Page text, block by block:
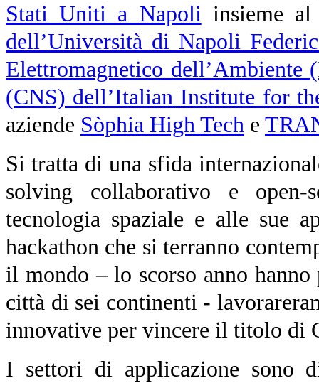
Stati Uniti a Napoli insieme
dell’Università di Napoli
Elettromagnetico dell’Ambiente
(CNS) dell’Italian Institute for
aziende Sòphia High Tech e
Si tratta di una sfida
solving collaborativo e
tecnologia spaziale e alle sue
hackathon che si terranno
il mondo – lo scorso anno
città di sei continenti -
innovative per vincere il titolo di
I settori di applicazione sono